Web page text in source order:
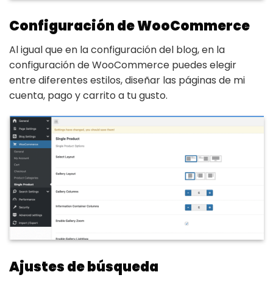
Configuración de WooCommerce
Al igual que en la configuración del blog, en la
configuración de WooCommerce puedes elegir
entre diferentes estilos, diseñar las páginas de mi
cuenta, pago y carrito a tu gusto.
Ajustes de búsqueda